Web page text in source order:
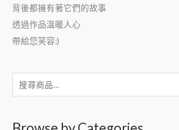
背後都擁有著它們的故事
透過作品溫暖人心
帶給您笑容:)